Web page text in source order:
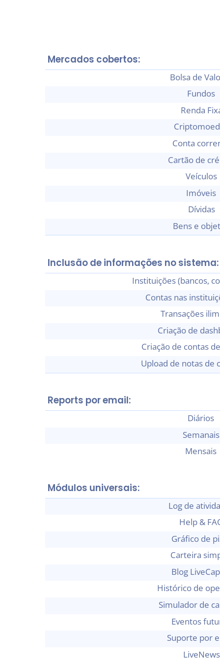
Mercados cobertos:
Bolsa de
Fundos
Renda
Conta
Cartão de
Veículos
Imóveis
Dívidas
Bens e
Inclusão de informações no sistema:
Instituições (bancos,
Contas nas
Transações
Criação de
Criação de contas
Upload de notas de
Reports por email:
Diários
Semanais
Mensais
Módulos universais:
Log de
Help &
Gráfico de
Carteira
Blog
Histórico de
Simulador de
Eventos
Suporte por
LiveNews